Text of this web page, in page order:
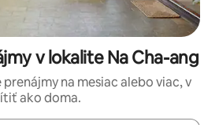
v lokalite Na Cha-ang
na mesiac alebo viac, v
ako doma.